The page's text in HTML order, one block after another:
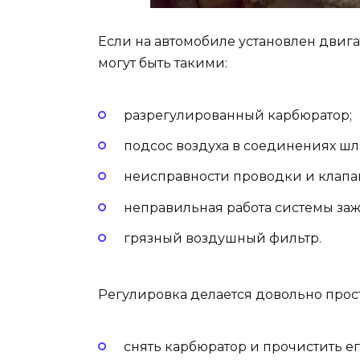
Если на автомобиле установлен
могут быть такими:
разрегулированный карбюратор;
подсос воздуха в соединениях
неисправности проводки и
неправильная работа системы
грязный воздушный фильтр.
Регулировка делается довольно
снять карбюратор и прочистить